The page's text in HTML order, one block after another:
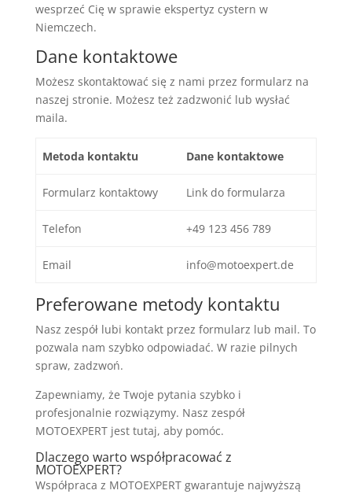
wesprzeć Cię w sprawie ekspertyz cystern w
Niemczech.
Dane kontaktowe
Możesz skontaktować się z nami przez formularz na
naszej stronie. Możesz też zadzwonić lub wysłać
maila.
Metoda kontaktu Dane kontaktowe
Formularz kontaktowy Link do formularza
Telefon +49 123 456 789
Email info@motoexpert.de
Preferowane metody kontaktu
Nasz zespół lubi kontakt przez formularz lub mail. To
pozwala nam szybko odpowiadać. W razie pilnych
spraw, zadzwoń.
Zapewniamy, że Twoje pytania szybko i
profesjonalnie rozwiązymy. Nasz zespół
MOTOEXPERT jest tutaj, aby pomóc.
Dlaczego warto współpracować z
MOTOEXPERT?
Współpraca z MOTOEXPERT gwarantuje najwyższą